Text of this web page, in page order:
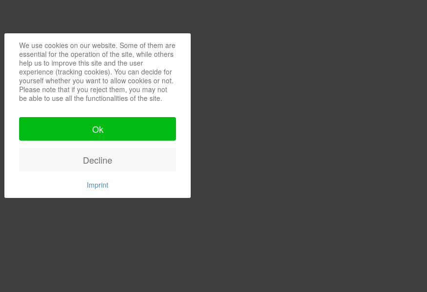
We use cookies on our website. Some of them are
essential for the operation of the site, while others
help us to improve this site and the user
experience (tracking cookies). You can decide for
yourself whether you want to allow cookies or not.
Please note that if you reject them, you may not
be able to use all the functionalities of the site.
Ok
Decline
Imprint